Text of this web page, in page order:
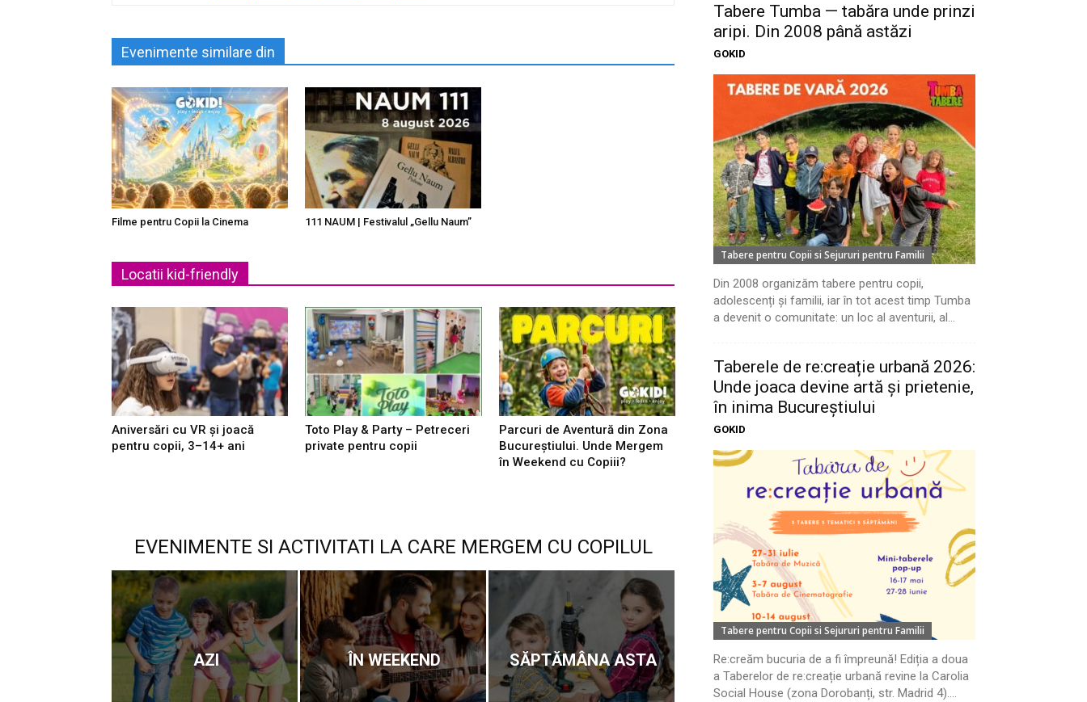
Evenimente similare din
Filme pentru Copii la Cinema 111 NAUM | Festivalul „Gellu Naum”
Locatii kid-friendly
Aniversări cu VR și joacă
pentru copii, 3–14+ ani
Toto Play & Party – Petreceri
private pentru copii
Parcuri de Aventură din Zona
Bucureştiului. Unde Mergem
în Weekend cu Copiii?
EVENIMENTE SI ACTIVITATI LA CARE MERGEM CU COPILUL
AZI ÎN WEEKEND SĂPTĂMÂNA ASTA
Tabere Tumba — tabăra unde prinzi
aripi. Din 2008 până astăzi
GOKID
Tabere pentru Copii si Sejururi pentru Familii
Din 2008 organizăm tabere pentru copii,
adolescenți și familii, iar în tot acest timp Tumba
a devenit o comunitate: un loc al aventurii, al...
Taberele de re:creație urbană 2026:
Unde joaca devine artă și prietenie,
în inima Bucureștiului
GOKID
Tabere pentru Copii si Sejururi pentru Familii
Re:creăm bucuria de a fi împreună! Ediția a doua
a Taberelor de re:creație urbană revine la Carolia
Social House (zona Dorobanți, str. Madrid 4)....